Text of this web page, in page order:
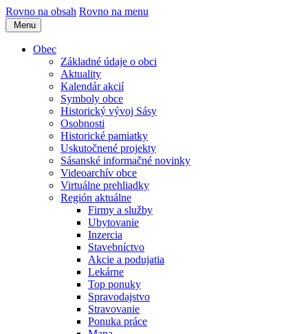
Rovno na obsah Rovno na menu
Menu
Obec
Základné údaje o obci
Aktuality
Kalendár akcií
Symboly obce
Historický vývoj Sásy
Osobnosti
Historické pamiatky
Uskutočnené projekty
Sásanské informačné novinky
Videoarchív obce
Virtuálne prehliadky
Región aktuálne
Firmy a služby
Ubytovanie
Inzercia
Stavebníctvo
Akcie a podujatia
Lekárne
Top ponuky
Spravodajstvo
Stravovanie
Ponuka práce